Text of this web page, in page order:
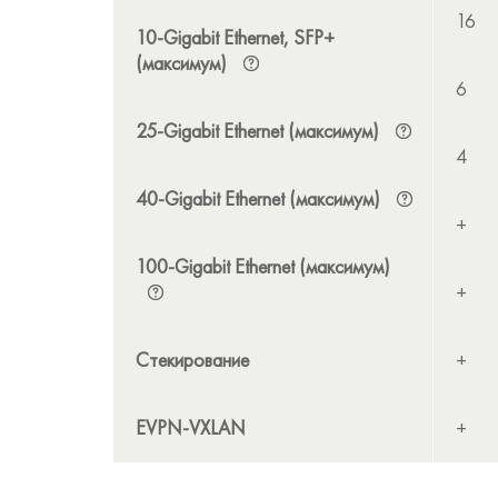
10-Gigabit Ethernet, SFP+
(максимум)
25-Gigabit Ethernet (максимум)
40-Gigabit Ethernet (максимум)
100-Gigabit Ethernet (максимум)
Стекирование
EVPN-VXLAN
+
+
16
6
4
+
+